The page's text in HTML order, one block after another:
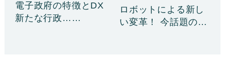
電子政府の特徴とDX
新たな行政……
ロボットによる新し
い変革！ 今話題の